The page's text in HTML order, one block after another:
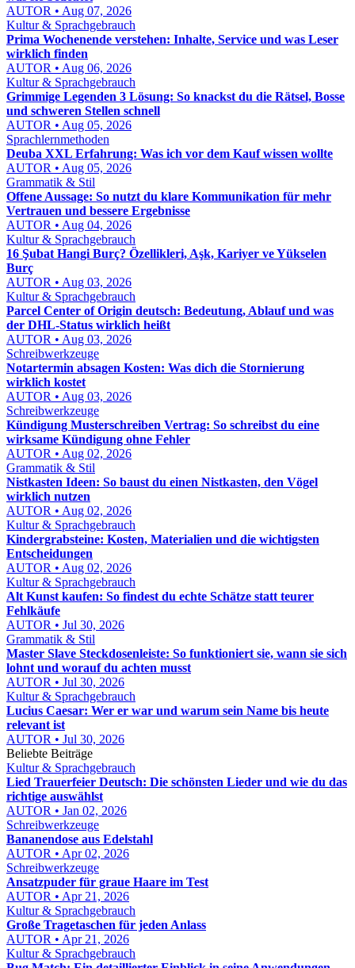
AUTOR • Aug 07, 2026
Kultur & Sprachgebrauch
Prima Wochenende verstehen: Inhalte, Service und was Leser
wirklich finden
AUTOR • Aug 06, 2026
Kultur & Sprachgebrauch
Grimmige Legenden 3 Lösung: So knackst du die Rätsel, Bosse
und schweren Stellen schnell
AUTOR • Aug 05, 2026
Sprachlernmethoden
Deuba XXL Erfahrung: Was ich vor dem Kauf wissen wollte
AUTOR • Aug 05, 2026
Grammatik & Stil
Offene Aussage: So nutzt du klare Kommunikation für mehr
Vertrauen und bessere Ergebnisse
AUTOR • Aug 04, 2026
Kultur & Sprachgebrauch
16 Şubat Hangi Burç? Özellikleri, Aşk, Kariyer ve Yükselen
Burç
AUTOR • Aug 03, 2026
Kultur & Sprachgebrauch
Parcel Center of Origin deutsch: Bedeutung, Ablauf und was
der DHL-Status wirklich heißt
AUTOR • Aug 03, 2026
Schreibwerkzeuge
Notartermin absagen Kosten: Was dich die Stornierung
wirklich kostet
AUTOR • Aug 03, 2026
Schreibwerkzeuge
Kündigung Musterschreiben Vertrag: So schreibst du eine
wirksame Kündigung ohne Fehler
AUTOR • Aug 02, 2026
Grammatik & Stil
Nistkasten Ideen: So baust du einen Nistkasten, den Vögel
wirklich nutzen
AUTOR • Aug 02, 2026
Kultur & Sprachgebrauch
Kindergrabsteine: Kosten, Materialien und die wichtigsten
Entscheidungen
AUTOR • Aug 02, 2026
Kultur & Sprachgebrauch
Alt Kunst kaufen: So findest du echte Schätze statt teurer
Fehlkäufe
AUTOR • Jul 30, 2026
Grammatik & Stil
Master Slave Steckdosenleiste: So funktioniert sie, wann sie sich
lohnt und worauf du achten musst
AUTOR • Jul 30, 2026
Kultur & Sprachgebrauch
Lucius Caesar: Wer er war und warum sein Name bis heute
relevant ist
AUTOR • Jul 30, 2026
Beliebte Beiträge
Kultur & Sprachgebrauch
Lied Trauerfeier Deutsch: Die schönsten Lieder und wie du das
richtige auswählst
AUTOR • Jan 02, 2026
Schreibwerkzeuge
Bananendose aus Edelstahl
AUTOR • Apr 02, 2026
Schreibwerkzeuge
Ansatzpuder für graue Haare im Test
AUTOR • Apr 21, 2026
Kultur & Sprachgebrauch
Große Tragetaschen für jeden Anlass
AUTOR • Apr 21, 2026
Kultur & Sprachgebrauch